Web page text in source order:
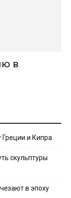
в
Греции и Кипра
скульптуры
в эпоху